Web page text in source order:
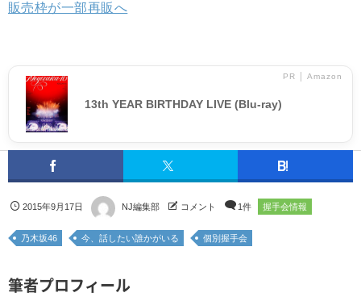
販売枠が一部再販へ
PR │ Amazon
13th YEAR BIRTHDAY LIVE (Blu-ray)
2015年9月17日 NJ編集部 コメント 1件 握手会情報
乃木坂46 今、話したい誰かがいる 個別握手会
筆者プロフィール